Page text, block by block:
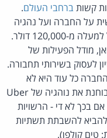
ברחבי העולם.
על החברה ועל נהגיה
במדינה יותר מ-60 קנסות בסכום כולל של למעלה מ-120,000 דולר.
מודל הפעילות של
לעסוק בשירותי תחבורה.
כל עוד היא לא
עומדת בדרישות החוק וציין שטאיוואן גם בוחנת את נוהגיה של Uber
בכך לא די - הרשויות
להביא להשבתת תשתיות
טים קולפן).